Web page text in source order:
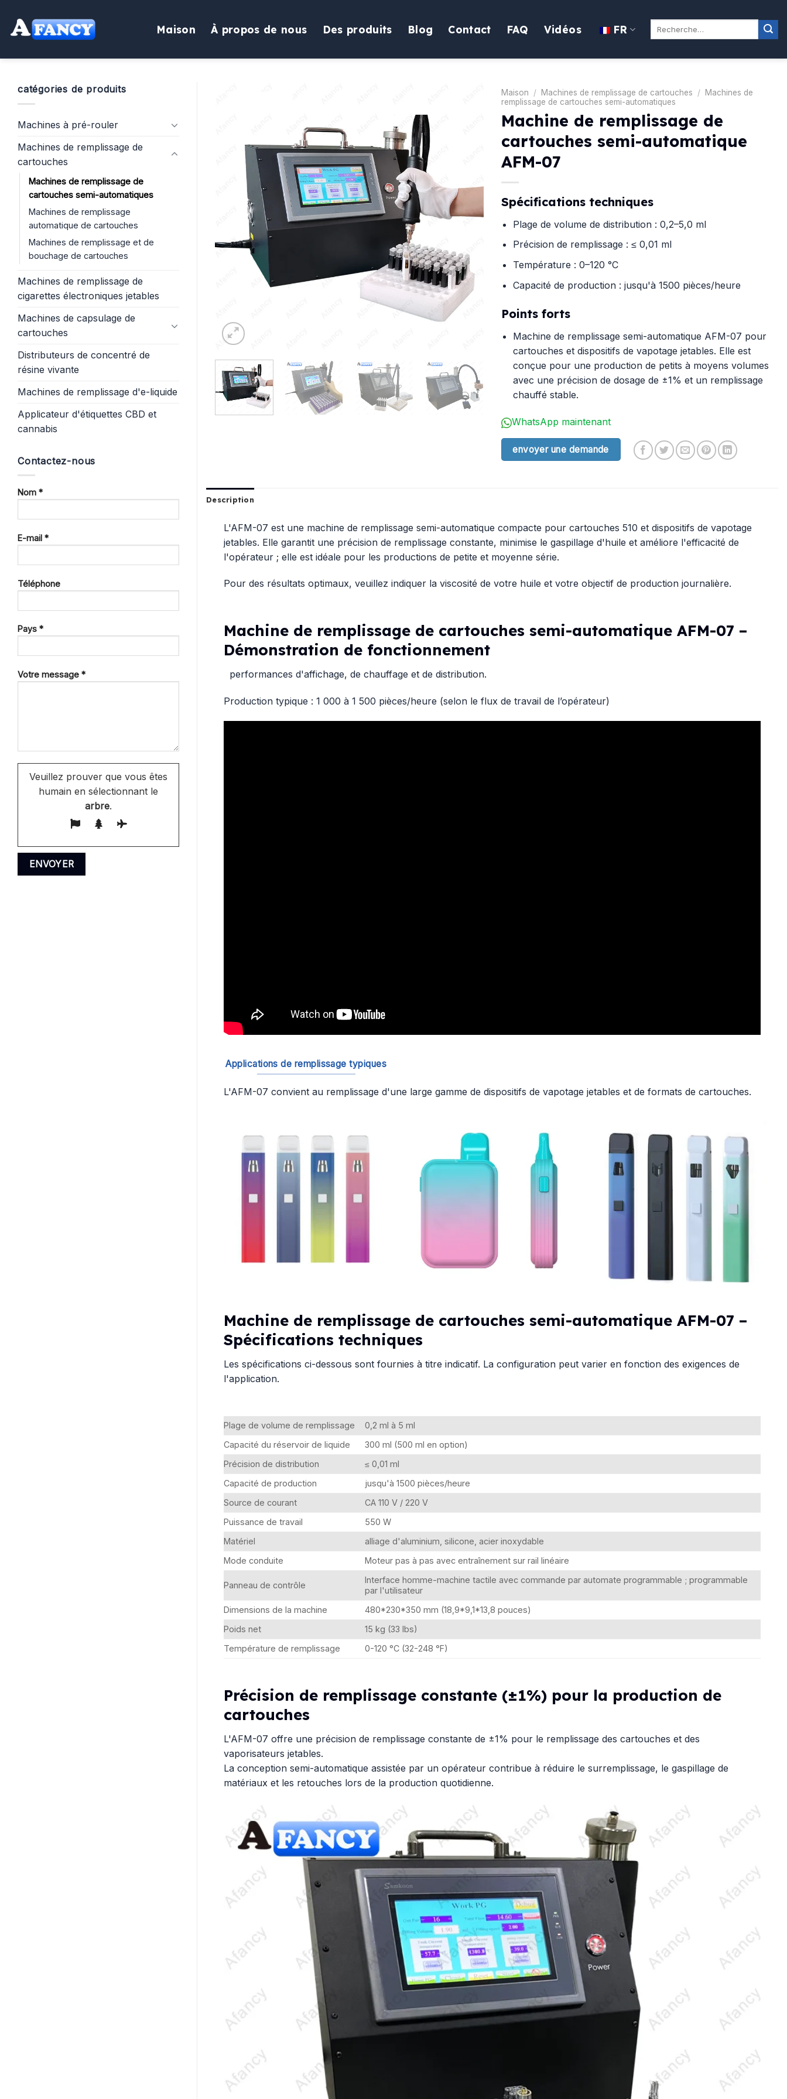
contenu
Maison À propos de nous Des produits Blog Contact FAQ Vidéos FR
catégories de produits
Machines à pré-rouler
Machines de remplissage de
cartouches
Machines de remplissage de
cartouches semi-automatiques
Machines de remplissage
automatique de cartouches
Machines de remplissage et de
bouchage de cartouches
Machines de remplissage de
cigarettes électroniques jetables
Machines de capsulage de
cartouches
Distributeurs de concentré de
résine vivante
Machines de remplissage d'e-liquide
Applicateur d'étiquettes CBD et
cannabis
Contactez-nous
Nom *
E-mail *
Téléphone
Pays *
Votre message *
Veuillez prouver que vous êtes
humain en sélectionnant le
arbre.
Maison / Machines de remplissage de cartouches /
Machines de
remplissage de cartouches semi-automatiques
Machine de remplissage de
cartouches semi-automatique
AFM-07
Spécifications techniques
Plage de volume de distribution : 0,2–5,0 ml
Précision de remplissage : ≤ 0,01 ml
Température : 0–120 °C
Capacité de production : jusqu'à 1500 pièces/heure
Points forts
Machine de remplissage semi-automatique AFM-07 pour
cartouches et dispositifs de vapotage jetables. Elle est
conçue pour une production de petits à moyens volumes
avec une précision de dosage de ±1% et un remplissage
chauffé stable.
WhatsApp maintenant
envoyer une demande
Description
L'AFM-07 est une machine de remplissage semi-automatique compacte pour cartouches 510 et dispositifs de vapotage
jetables. Elle garantit une précision de remplissage constante, minimise le gaspillage d'huile et améliore l'efficacité de
l'opérateur ; elle est idéale pour les productions de petite et moyenne série.
Pour des résultats optimaux, veuillez indiquer la viscosité de votre huile et votre objectif de production journalière.
Machine de remplissage de cartouches semi-automatique AFM-07 –
Démonstration de fonctionnement
performances d'affichage, de chauffage et de distribution.
Production typique : 1 000 à 1 500 pièces/heure (selon le flux de travail de l’opérateur)
Applications de remplissage typiques
L'AFM-07 convient au remplissage d'une large gamme de dispositifs de vapotage jetables et de formats de cartouches.
Machine de remplissage de cartouches semi-automatique AFM-07 –
Spécifications techniques
Les spécifications ci-dessous sont fournies à titre indicatif. La configuration peut varier en fonction des exigences de
l'application.
Plage de volume de remplissage
0,2 ml à 5 ml
Capacité du réservoir de liquide
300 ml (500 ml en option)
Précision de distribution
≤ 0,01 ml
Capacité de production
jusqu'à 1500 pièces/heure
Source de courant
CA 110 V / 220 V
Puissance de travail
550 W
Matériel
alliage d'aluminium, silicone, acier inoxydable
Mode conduite
Moteur pas à pas avec entraînement sur rail linéaire
Panneau de contrôle
Interface homme-machine tactile avec commande par automate programmable ; programmable
par l'utilisateur
Dimensions de la machine
480*230*350 mm (18,9*9,1*13,8 pouces)
Poids net
15 kg (33 lbs)
Température de remplissage
0-120 °C (32-248 °F)
Précision de remplissage constante (±1%) pour la production de
cartouches
L'AFM-07 offre une précision de remplissage constante de ±1% pour le remplissage des cartouches et des
vaporisateurs jetables.
La conception semi-automatique assistée par un opérateur contribue à réduire le surremplissage, le gaspillage de
matériaux et les retouches lors de la production quotidienne.